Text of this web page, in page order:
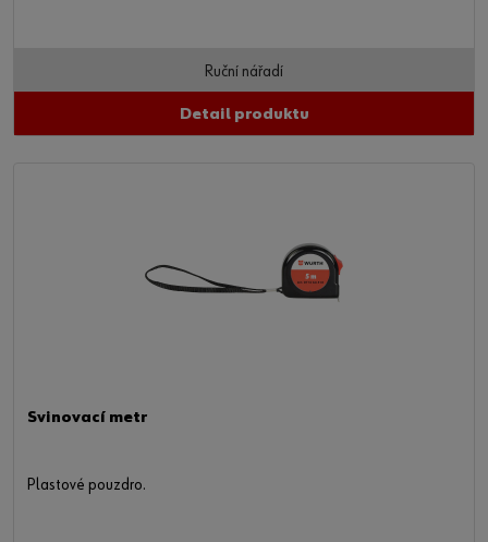
Ruční nářadí
Detail produktu
Svinovací metr
Plastové pouzdro.